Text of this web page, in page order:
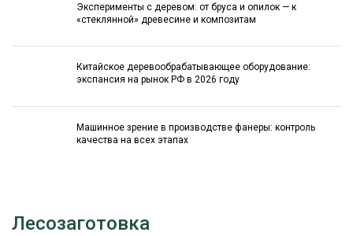
Эксперименты с деревом: от бруса и опилок — к
«стеклянной» древесине и композитам
Китайское деревообрабатывающее оборудование:
экспансия на рынок РФ в 2026 году
Машинное зрение в производстве фанеры: контроль
качества на всех этапах
Лесозаготовка